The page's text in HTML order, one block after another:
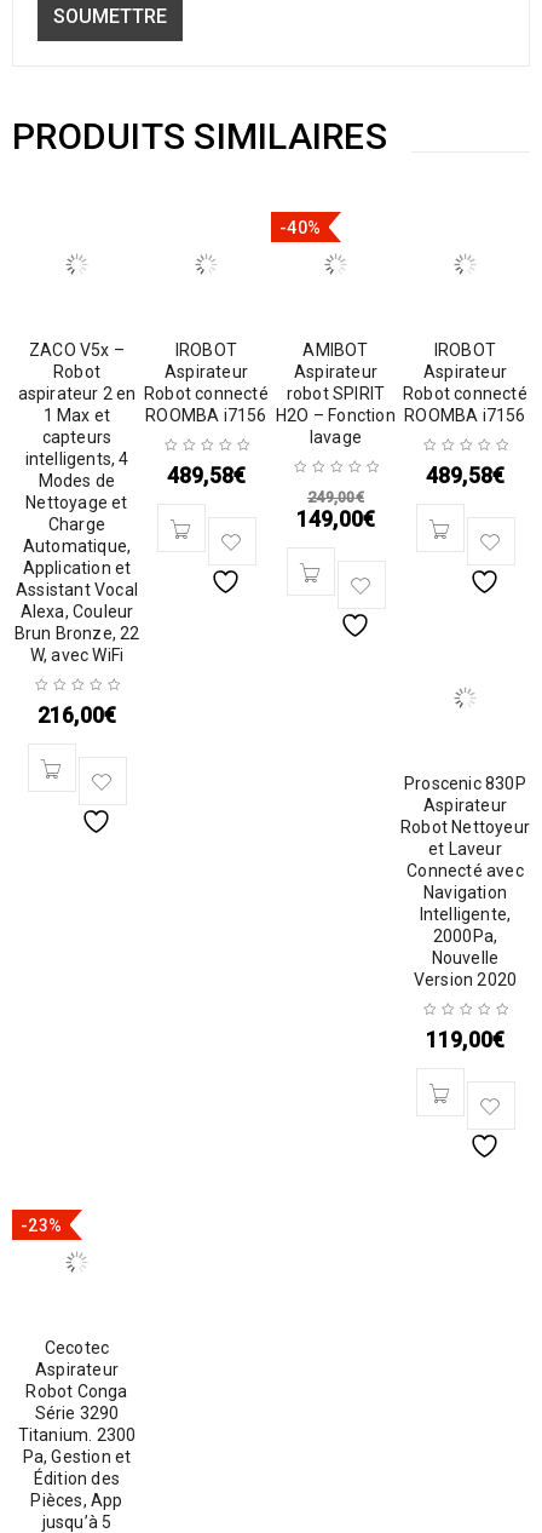
PRODUITS SIMILAIRES
ZACO V5x –
Robot
aspirateur 2 en
1 Max et
capteurs
intelligents, 4
Modes de
Nettoyage et
Charge
Automatique,
Application et
Assistant Vocal
Alexa, Couleur
Brun Bronze, 22
W, avec WiFi
216,00€
IROBOT
Aspirateur
Robot connecté
ROOMBA i7156
489,58€
-40%
AMIBOT
Aspirateur
robot SPIRIT
H2O – Fonction
lavage
249,00€
149,00€
IROBOT
Aspirateur
Robot connecté
ROOMBA i7156
489,58€
Proscenic 830P
Aspirateur
Robot Nettoyeur
et Laveur
Connecté avec
Navigation
Intelligente,
2000Pa,
Nouvelle
Version 2020
119,00€
-23%
Cecotec
Aspirateur
Robot Conga
Série 3290
Titanium. 2300
Pa, Gestion et
Édition des
Pièces, App
jusqu’à 5